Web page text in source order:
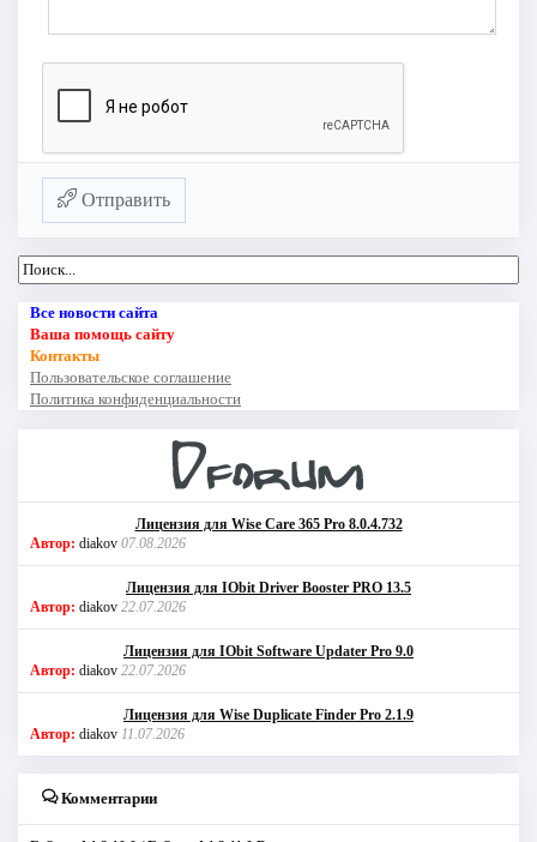
Отправить
Все новости сайта
Ваша помощь сайту
Контакты
Пользовательское соглашение
Политика конфиденциальности
Лицензия для Wise Care 365 Pro 8.0.4.732
Автор: diakov 07.08.2026
Лицензия для IObit Driver Booster PRO 13.5
Автор: diakov 22.07.2026
Лицензия для IObit Software Updater Pro 9.0
Автор: diakov 22.07.2026
Лицензия для Wise Duplicate Finder Pro 2.1.9
Автор: diakov 11.07.2026
Комментарии